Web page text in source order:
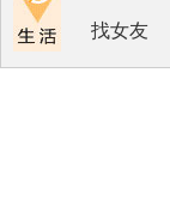
找女友